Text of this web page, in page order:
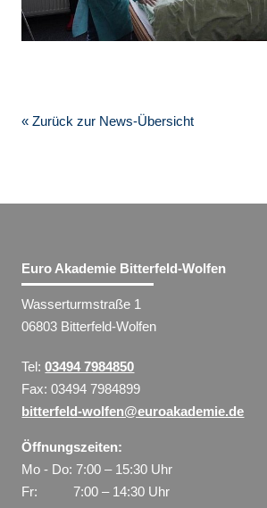
« Zurück zur News-Übersicht
Euro Akademie Bitterfeld-Wolfen
Wasserturmstraße 1
06803 Bitterfeld-Wolfen
Tel:03494 7984850
Fax: 03494 7984899
bitterfeld-wolfen@euroakademie.de
Öffnungszeiten:
Mo - Do: 7:00 – 15:30 Uhr
Fr: 7:00 – 14:30 Uhr